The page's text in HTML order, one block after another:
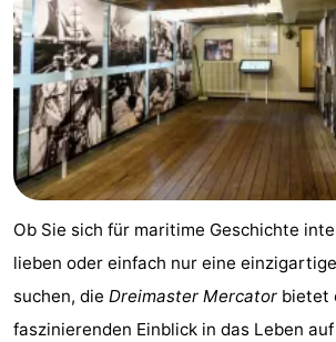
Natur
Het
Zwin
-
Knokke-
Heist
-
Zeebrugge
-
Blankenberge
-
Wenduine
-
Haan
Bredene
-
Ob Sie sich für maritime Geschichte
lieben oder einfach nur eine
suchen, die Dreimaster Mercator bietet
faszinierenden Einblick in das Leben auf